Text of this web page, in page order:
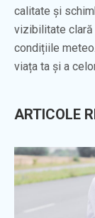
calitate și
vizibilitate clară
condițiile
viața ta și a
ARTICOLE